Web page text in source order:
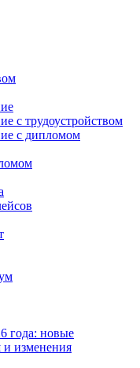
с трудоустройством
с дипломом
года: новые
и изменения